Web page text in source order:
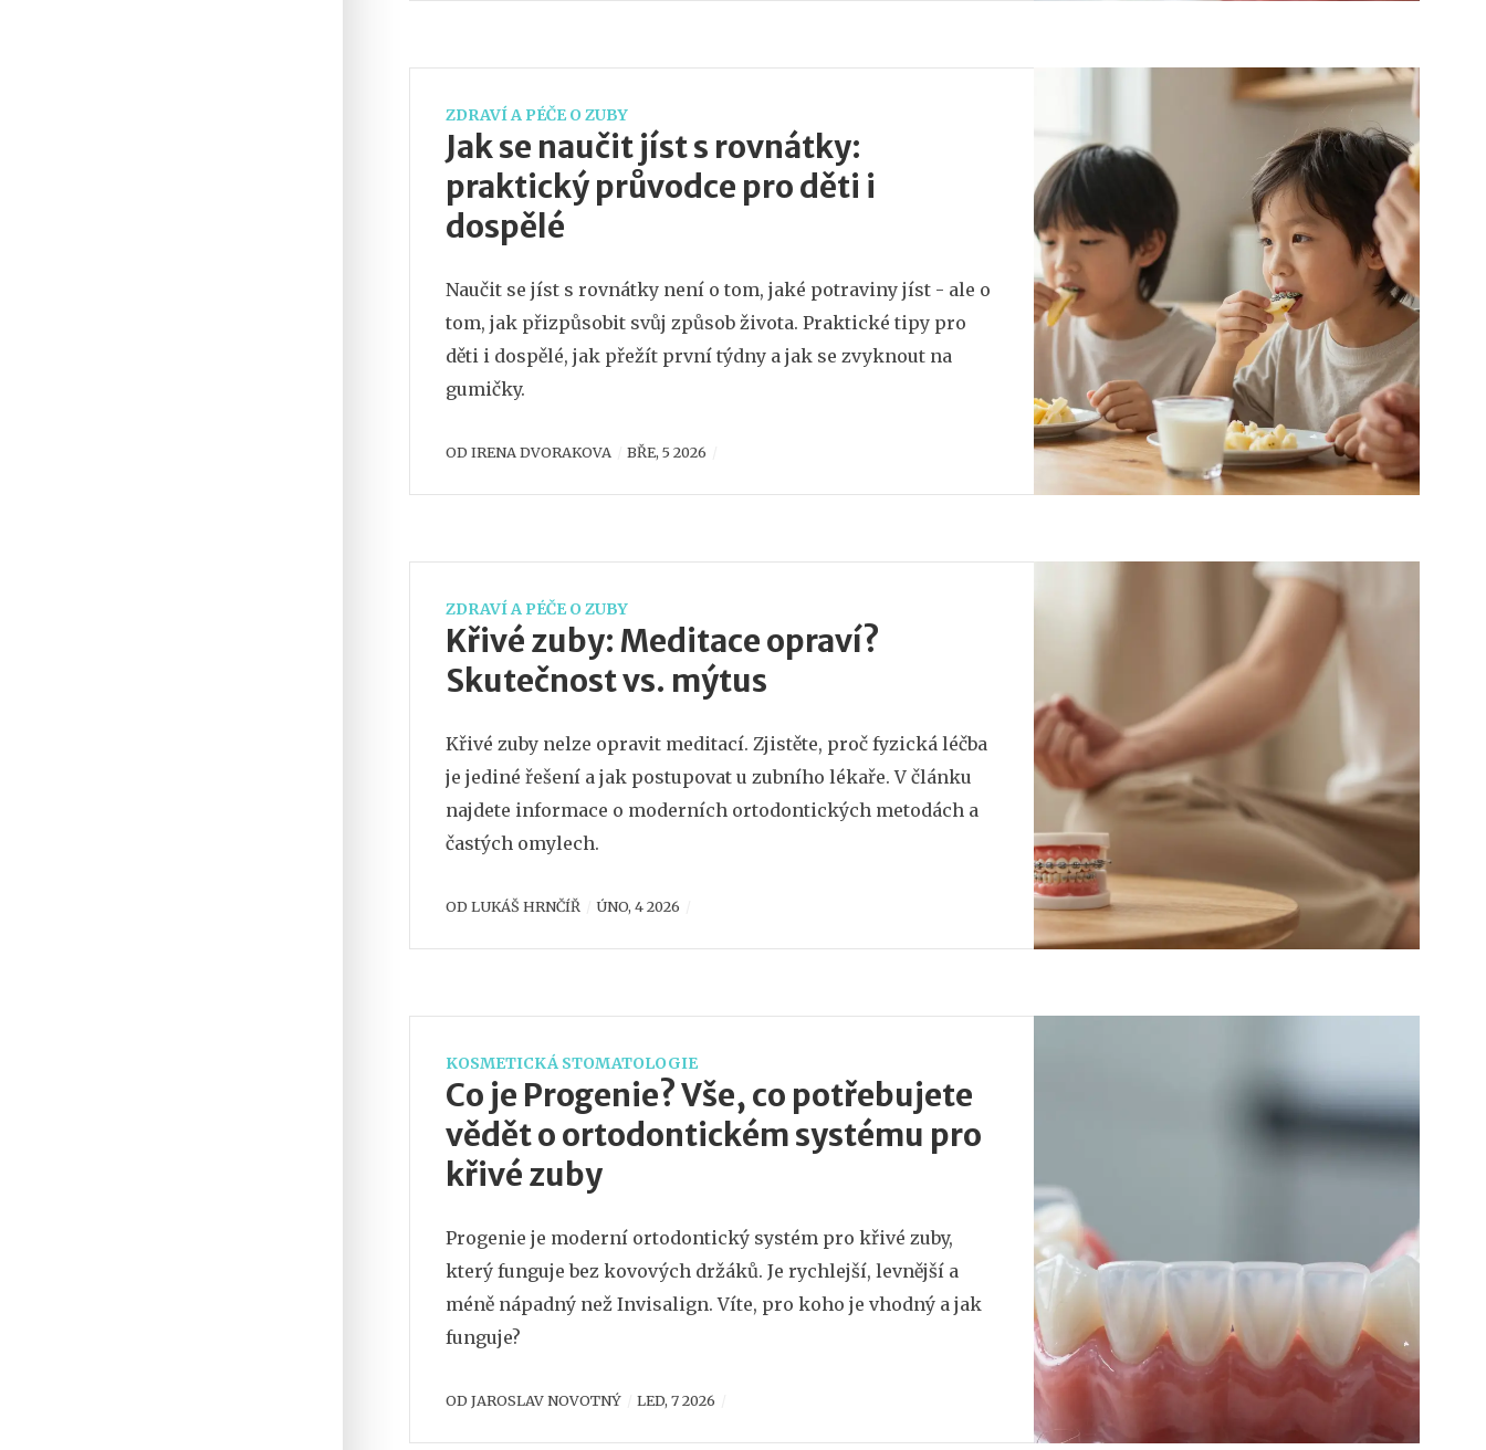
ZDRAVÍ A PÉČE O ZUBY
Jak se naučit jíst s rovnátky:
praktický průvodce pro děti i
dospělé
Naučit se jíst s rovnátky není o tom, jaké potraviny jíst - ale o
tom, jak přizpůsobit svůj způsob života. Praktické tipy pro
děti i dospělé, jak přežít první týdny a jak se zvyknout na
gumičky.
OD IRENA DVORAKOVA BŘE, 5 2026
ZDRAVÍ A PÉČE O ZUBY
Křivé zuby: Meditace opraví?
Skutečnost vs. mýtus
Křivé zuby nelze opravit meditací. Zjistěte, proč fyzická léčba
je jediné řešení a jak postupovat u zubního lékaře. V článku
najdete informace o moderních ortodontických metodách a
častých omylech.
OD LUKÁŠ HRNČÍŘ ÚNO, 4 2026
KOSMETICKÁ STOMATOLOGIE
Co je Progenie? Vše, co potřebujete
vědět o ortodontickém systému pro
křivé zuby
Progenie je moderní ortodontický systém pro křivé zuby,
který funguje bez kovových držáků. Je rychlejší, levnější a
méně nápadný než Invisalign. Víte, pro koho je vhodný a jak
funguje?
OD JAROSLAV NOVOTNÝ LED, 7 2026